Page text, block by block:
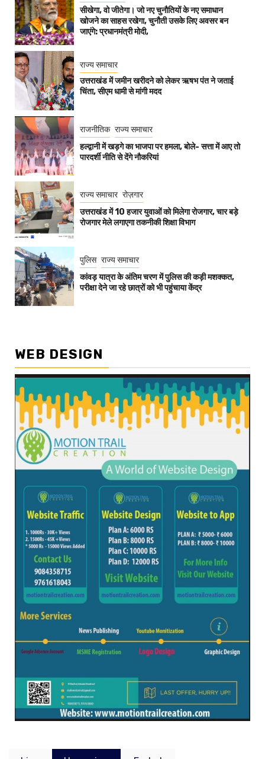
सीखेगा, वो जीतेगा। जो नए चुनौतियों के नए समाधान
खोजने का साहस रखेगा, चुनौती उसके लिए अवसर बन
जाएंगे: प्रधानमंत्री मोदी,
राज्य समाचार
उत्तराखंड में जमीन खरीदने को लेकर ऋषभ पंत ने जताई
चिंता, सीएम धामी से मांगी मदद
राजनीतिक राज्य समाचार
हल्द्वानी में खड़गे का भाजपा पर हमला, बोले- सत्ता में आए तो
पारदर्शी नीति से देंगे नौकरियां
राज्य समाचार रोज़गार
उत्तराखंड में 10 हजार युवाओं को मिलेगा रोजगार, चार बड़े
रोजगार मेले लगाएगा तकनीकी शिक्षा विभाग
पुलिस राज्य समाचार
कांवड़ यात्रा के अंतिम चरण में पुलिस की कड़ी मशक्कत,
परीक्षा देने जा रहे छात्रों को भी पहुंचाया केंद्र
WEB DESIGN